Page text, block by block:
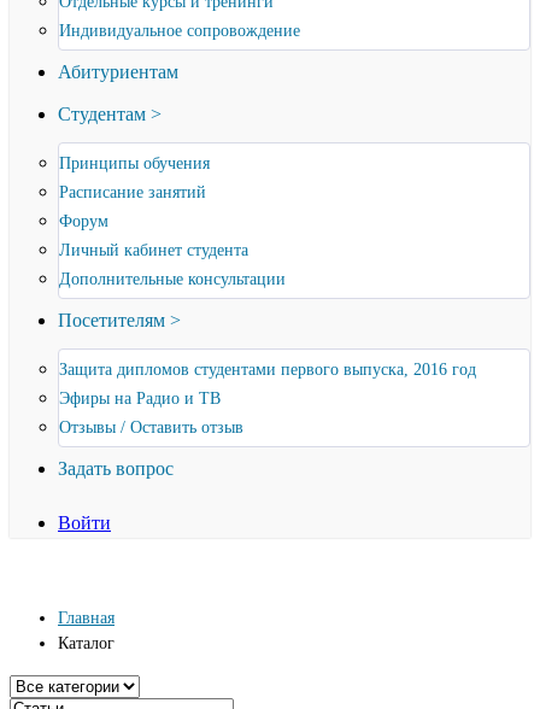
Индивидуальное сопровождение
Абитуриентам
Студентам >
Принципы обучения
Расписание занятий
Форум
Личный кабинет студента
Дополнительные консультации
Посетителям >
Защита дипломов студентами первого выпуска, 2016 год
Эфиры на Радио и ТВ
Отзывы / Оставить отзыв
Задать вопрос
Войти
Главная
Каталог